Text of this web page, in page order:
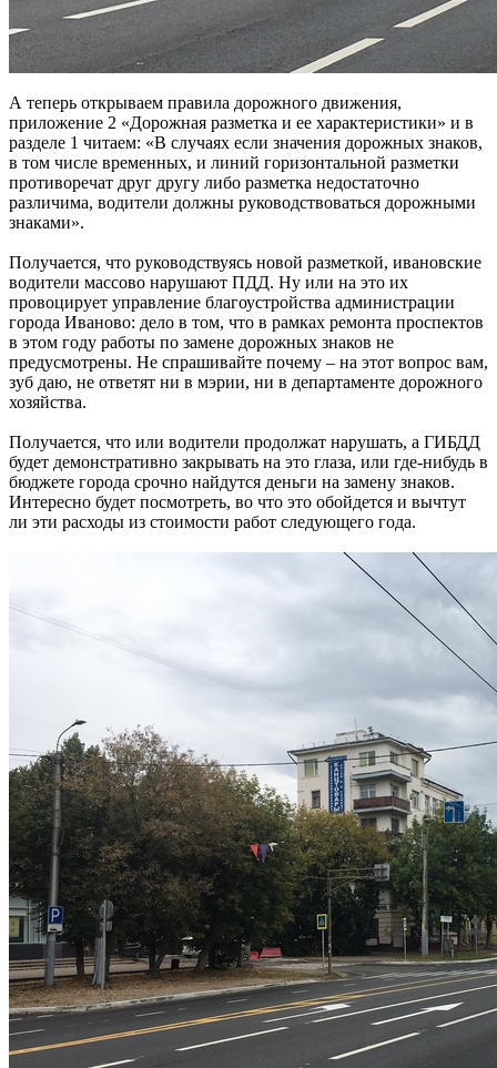
А теперь открываем правила дорожного движения,
приложение 2 «Дорожная разметка и ее характеристики» и в
разделе 1 читаем: «В случаях если значения дорожных знаков,
в том числе временных, и линий горизонтальной разметки
противоречат друг другу либо разметка недостаточно
различима, водители должны руководствоваться дорожными
знаками».
Получается, что руководствуясь новой разметкой, ивановские
водители массово нарушают ПДД. Ну или на это их
провоцирует управление благоустройства администрации
города Иваново: дело в том, что в рамках ремонта проспектов
в этом году работы по замене дорожных знаков не
предусмотрены. Не спрашивайте почему – на этот вопрос вам,
зуб даю, не ответят ни в мэрии, ни в департаменте дорожного
хозяйства.
Получается, что или водители продолжат нарушать, а ГИБДД
будет демонстративно закрывать на это глаза, или где-нибудь в
бюджете города срочно найдутся деньги на замену знаков.
Интересно будет посмотреть, во что это обойдется и вычтут
ли эти расходы из стоимости работ следующего года.